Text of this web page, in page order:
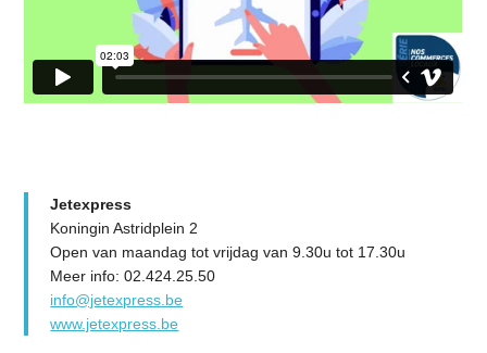
Jetexpress
Koningin Astridplein 2
Open van maandag tot vrijdag van 9.30u tot 17.30u
Meer info: 02.424.25.50
info@jetexpress.be
www.jetexpress.be